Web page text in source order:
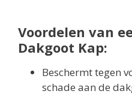
Voordelen van
Dakgoot Kap:
Beschermt tegen
schade aan de